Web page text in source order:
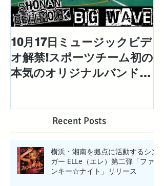
10月17日ミュージックビデ
オ解禁!スポーツチーム初の
本気のオリジナルバンドと
【BIG WAVE】MV解禁!
Recent Posts
横浜・湘南を拠点に活動するシン
ガー ELLe（エレ）第二弾「ファ
ンキー☆ナイト」リリース